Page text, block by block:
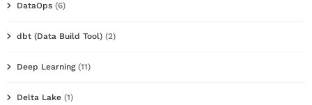
DataOps (6)
dbt (Data Build Tool) (2)
Deep Learning(11)
Delta Lake (1)